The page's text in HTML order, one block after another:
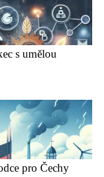
s umělou
pro Čechy